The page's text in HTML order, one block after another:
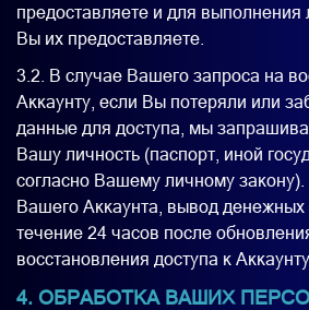
предоставляете и для
Вы их предоставляете.
3.2. В случае Вашего запроса на
Аккаунту, если Вы потеряли или
данные для доступа, мы
Вашу личность (паспорт, иной
согласно Вашему личному
Вашего Аккаунта, вывод денежных
течение 24 часов после
восстановления доступа к Аккаунту.
4. ОБРАБОТКА ВАШИХ